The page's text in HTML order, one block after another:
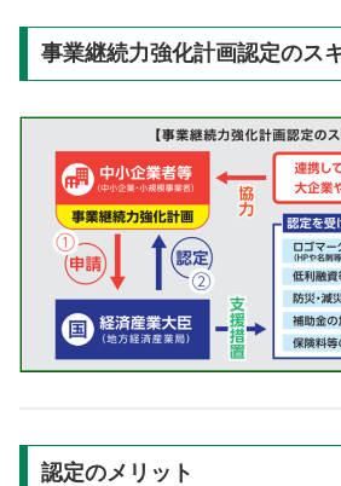
事業継続力強化計画認定のス
認定のメリット